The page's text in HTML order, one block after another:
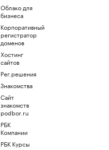
Облако для
бизнеса
Корпоративный
регистратор
доменов
Хостинг
сайтов
Рег.решения
Знакомства
Сайт
знакомств
podbor.ru
РБК
Компании
РБК Курсы